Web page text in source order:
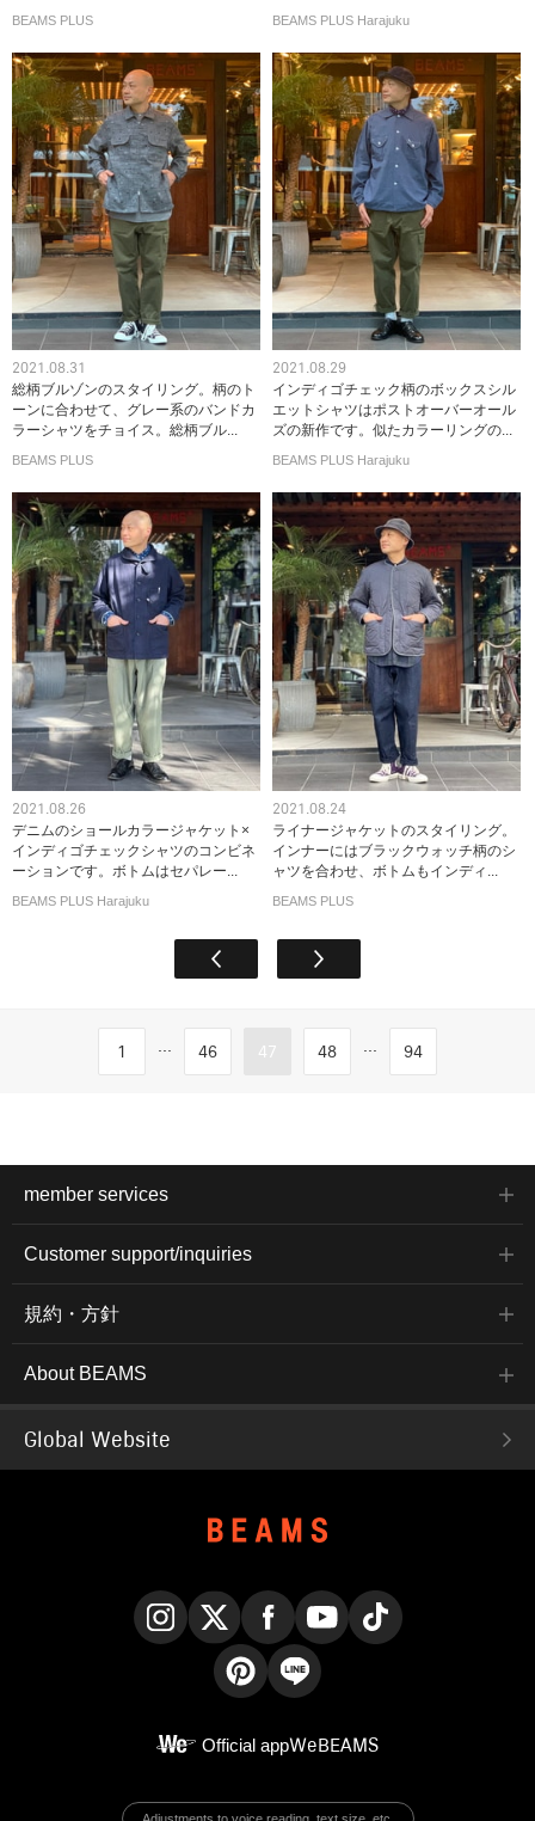
BEAMS PLUS BEAMS PLUS Harajuku
2021.08.31
総柄ブルゾンのスタイリング。柄のト
ーンに合わせて、グレー系のバンドカ
ラーシャツをチョイス。総柄ブル...
BEAMS PLUS
2021.08.29
インディゴチェック柄のボックスシル
エットシャツはポストオーバーオール
ズの新作です。似たカラーリングの...
BEAMS PLUS Harajuku
2021.08.26
デニムのショールカラージャケット×
インディゴチェックシャツのコンビネ
ーションです。ボトムはセパレー...
BEAMS PLUS Harajuku
2021.08.24
ライナージャケットのスタイリング。
インナーにはブラックウォッチ柄のシ
ャツを合わせ、ボトムもインディ...
BEAMS PLUS
1 ... 46 47 48 ... 94
member services
Customer support/inquiries
規約・方針
About BEAMS
Global Website
Official appWeBEAMS
Adjustments to voice reading, text size, etc.